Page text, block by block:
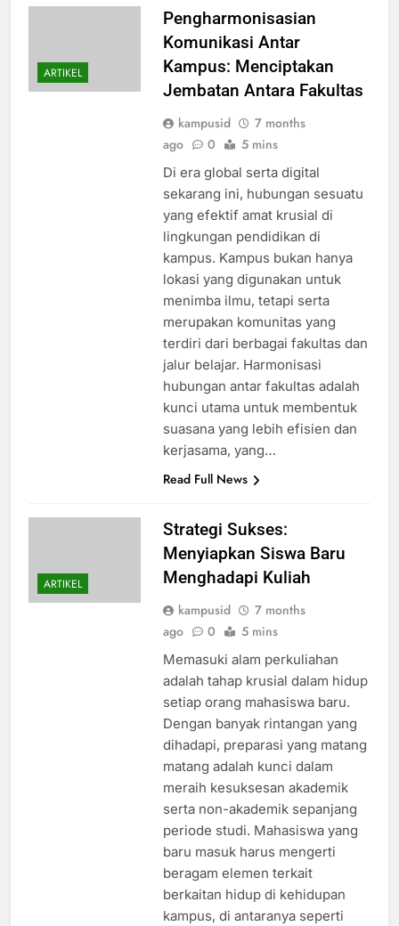
ARTIKEL
Pengharmonisasian
Komunikasi Antar
Kampus: Menciptakan
Jembatan Antara Fakultas
kampusid
7 months
ago
0 5 mins
Di era global serta digital
sekarang ini, hubungan sesuatu
yang efektif amat krusial di
lingkungan pendidikan di
kampus. Kampus bukan hanya
lokasi yang digunakan untuk
menimba ilmu, tetapi serta
merupakan komunitas yang
terdiri dari berbagai fakultas dan
jalur belajar. Harmonisasi
hubungan antar fakultas adalah
kunci utama untuk membentuk
suasana yang lebih efisien dan
kerjasama, yang…
Read Full News
ARTIKEL
Strategi Sukses:
Menyiapkan Siswa Baru
Menghadapi Kuliah
kampusid
7 months
ago
0 5 mins
Memasuki alam perkuliahan
adalah tahap krusial dalam hidup
setiap orang mahasiswa baru.
Dengan banyak rintangan yang
dihadapi, preparasi yang matang
matang adalah kunci dalam
meraih kesuksesan akademik
serta non-akademik sepanjang
periode studi. Mahasiswa yang
baru masuk harus mengerti
beragam elemen terkait
berkaitan hidup di kehidupan
kampus, di antaranya seperti